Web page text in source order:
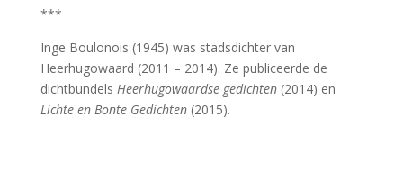
***
Inge Boulonois (1945) was stadsdichter van
Heerhugowaard (2011 – 2014). Ze publiceerde de
dichtbundels Heerhugowaardse gedichten(2014) en
Lichte en Bonte Gedichten(2015).